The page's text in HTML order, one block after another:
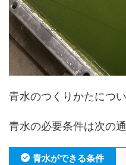
青水のつくりかたにつ
青水の必要条件は次の通
青水ができる条件